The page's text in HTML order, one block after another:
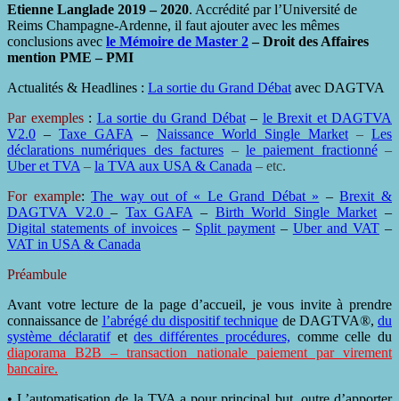
Etienne Langlade 2019 – 2020. Accrédité par l’Université de
Reims Champagne-Ardenne, il faut ajouter avec les mêmes
conclusions avec le Mémoire de Master 2 – Droit des Affaires
mention PME – PMI
Actualités & Headlines : La sortie du Grand Débat avec DAGTVA
Par exemples: La sortie du Grand Débat– le Brexit et DAGTVA
V2.0 –Taxe GAFA – Naissance World Single Market –Les
déclarations numériques des factures – le paiement fractionné–
Uber et TVA – la TVA aux USA & Canada – etc.
For example:The way out of « Le Grand Débat » –Brexit &
DAGTVA V2.0– Tax GAFA – Birth World Single Market –
Digital statements of invoices – Split payment– Uber and VAT–
VAT in USA & Canada
Préambule
Avant votre lecture de la page d’accueil, je vous invite à prendre
connaissance de l’abrégé du dispositif technique de DAGTVA®, du
système déclaratifetdes différentes procédures, comme celle du
diaporama B2B – transaction nationale paiement par virement
bancaire.